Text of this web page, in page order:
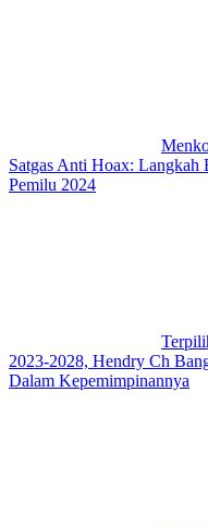
Satgas Anti Hoax: Langkah
Pemilu 2024
2023-2028, Hendry Ch
Dalam Kepemimpinannya